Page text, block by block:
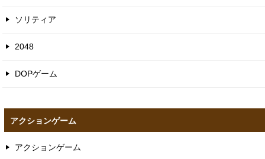
ソリティア
2048
DOPゲーム
アクションゲーム
アクションゲーム